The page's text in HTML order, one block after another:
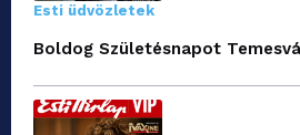
Esti üdvözletek
Boldog Születésnapot